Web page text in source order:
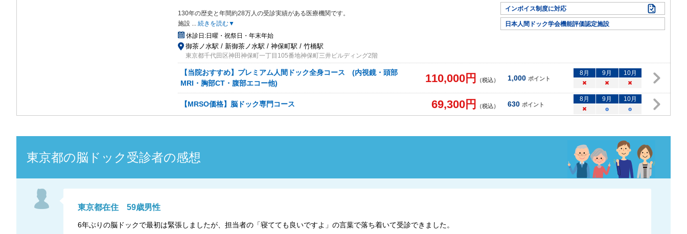
130年の歴史と年間約28万人の受診実績がある医療機関です。
施設 ... 続きを読む▼
休診日:日曜・祝祭日・年末年始
御茶ノ水駅 / 新御茶ノ水駅 / 神保町駅 / 竹橋駅
東京都千代田区神田神保町一丁目105番地神保町三井ビルディング2階
インボイス制度に対応
日本人間ドック学会機能評価認定施設
【当院おすすめ】プレミアム人間ドック全身コース (内視鏡・頭部
MRI・胸部CT・腹部エコー他)
110,000円 （税込） 1,000 ポイント
8月 9月 10月
×
× ×
【MRSO価格】脳ドック専門コース 69,300円 （税込） 630 ポイント
8月 9月 10月
×
○ ○
東京都の脳ドック 受診者の感想
東京都在住 59歳男性
6年ぶりの脳ドックで最初は緊張しましたが、担当者の「寝てても良いですよ」の言葉で落ち着いて受診できました。